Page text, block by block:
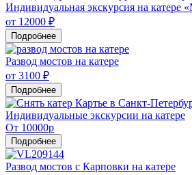
Индивидуальная экскурсия на катере
от 12000 ₽
Подробнее
Развод мостов на катере
от 3100 ₽
Подробнее
Индивидуальные экскурсии на катере
От 10000р
Подробнее
Развод мостов с Карповки на катере